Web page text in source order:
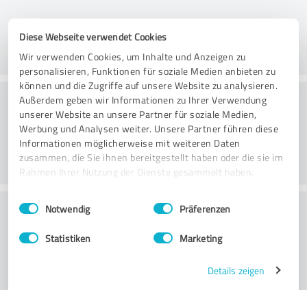
Diese Webseite verwendet Cookies
Wir verwenden Cookies, um Inhalte und Anzeigen zu
personalisieren, Funktionen für soziale Medien anbieten zu
können und die Zugriffe auf unsere Website zu analysieren.
Außerdem geben wir Informationen zu Ihrer Verwendung
unserer Website an unsere Partner für soziale Medien,
Werbung und Analysen weiter. Unsere Partner führen diese
Informationen möglicherweise mit weiteren Daten
zusammen, die Sie ihnen bereitgestellt haben oder die sie im
Rahmen Ihrer Nutzung der Dienste gesammelt haben.
Impressum Datenschutzbestimmungen
Einwilligungsauswahl
Notwendig Präferenzen
Statistiken Marketing
Details zeigen
Web sitesi
Müşteri Hizmetleri